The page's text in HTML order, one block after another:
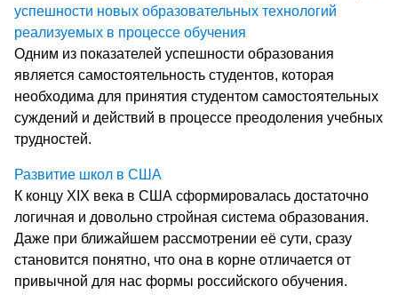
успешности новых образовательных технологий
реализуемых в процессе обучения
Одним из показателей успешности образования
является самостоятельность студентов, которая
необходима для принятия студентом самостоятельных
суждений и действий в процессе преодоления учебных
трудностей.
Развитие школ в США
К концу XIX века в США сформировалась достаточно
логичная и довольно стройная система образования.
Даже при ближайшем рассмотрении её сути, сразу
становится понятно, что она в корне отличается от
привычной для нас формы российского обучения.